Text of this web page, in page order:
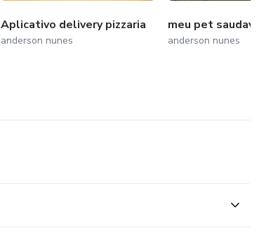
Aplicativo delivery pizzaria
anderson nunes
meu pet saudavel
anderson nunes